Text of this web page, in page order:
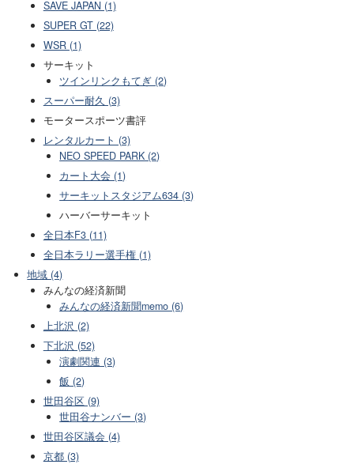
SAVE JAPAN (1)
SUPER GT (22)
WSR (1)
サーキット
ツインリンクもてぎ (2)
スーパー耐久 (3)
モータースポーツ書評
レンタルカート (3)
NEO SPEED PARK (2)
カート大会 (1)
サーキットスタジアム634 (3)
ハーバーサーキット
全日本F3 (11)
全日本ラリー選手権 (1)
地域 (4)
みんなの経済新聞
みんなの経済新聞memo (6)
上北沢 (2)
下北沢 (52)
演劇関連 (3)
飯 (2)
世田谷区 (9)
世田谷ナンバー (3)
世田谷区議会 (4)
京都 (3)